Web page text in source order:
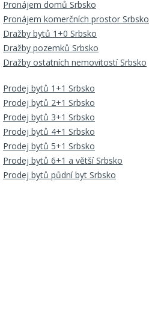
Pronájem domů Srbsko
Pronájem komerčních prostor Srbsko
Dražby bytů 1+0 Srbsko
Dražby pozemků Srbsko
Dražby ostatních nemovitostí Srbsko
Prodej bytů 1+1 Srbsko
Prodej bytů 2+1 Srbsko
Prodej bytů 3+1 Srbsko
Prodej bytů 4+1 Srbsko
Prodej bytů 5+1 Srbsko
Prodej bytů 6+1 a větší Srbsko
Prodej bytů půdní byt Srbsko